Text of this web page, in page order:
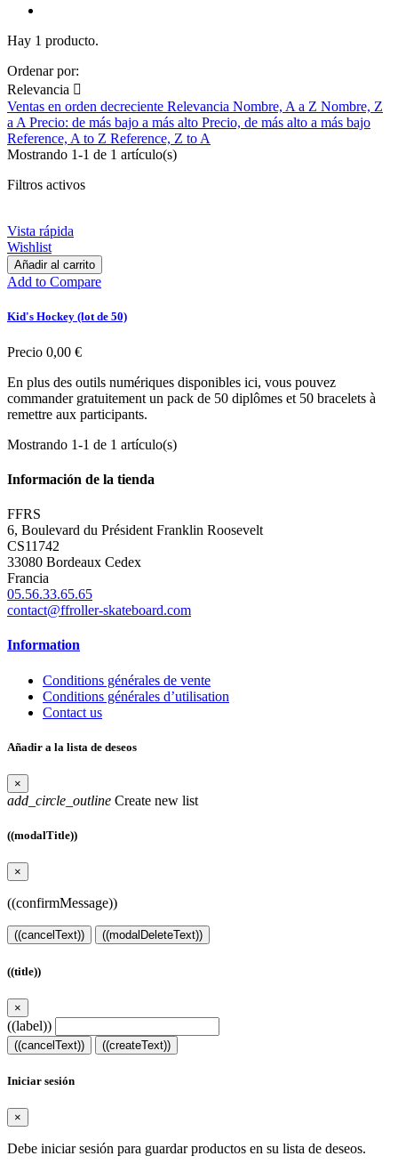
Hay 1 producto.
Ordenar por:
Relevancia 
Ventas en orden decreciente Relevancia Nombre, A a Z Nombre, Z
a A Precio: de más bajo a más alto Precio, de más alto a más bajo
Reference, A to Z Reference, Z to A
Mostrando 1-1 de 1 artículo(s)
Filtros activos
Vista rápida
Wishlist
Añadir al carrito
Add to Compare
Kid's Hockey (lot de 50)
Precio 0,00 €
En plus des outils numériques disponibles ici, vous pouvez
commander gratuitement un pack de 50 diplômes et 50 bracelets à
remettre aux participants.
Mostrando 1-1 de 1 artículo(s)
Información de la tienda
FFRS
6, Boulevard du Président Franklin Roosevelt
CS11742
33080 Bordeaux Cedex
Francia
05.56.33.65.65
contact@ffroller-skateboard.com
Information
Conditions générales de vente
Conditions générales d’utilisation
Contact us
Añadir a la lista de deseos
×
add_circle_outline Create new list
((modalTitle))
×
((confirmMessage))
((cancelText)) ((modalDeleteText))
((title))
×
((label))
((cancelText)) ((createText))
Iniciar sesión
×
Debe iniciar sesión para guardar productos en su lista de deseos.